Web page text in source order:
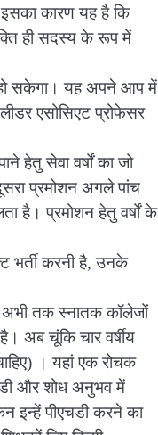
इसका कारण यह है कि
ही सदस्य के रूप में
हो सकेगा। यह अपने आप में
एसोसिएट प्रोफेसर
हेतु सेवा वर्षों का जो
प्रमोशन अगले पांच
है। प्रमोशन हेतु वर्षों के
भर्ती करनी है, उनके
अभी तक स्नातक कॉलेजों
अब चूंकि चार वर्षीय
। यहां एक रोचक
और शोध अनुभव में
इन्हें पीएचडी करने का